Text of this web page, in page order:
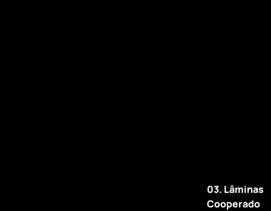
03. Lâminas
Cooperado